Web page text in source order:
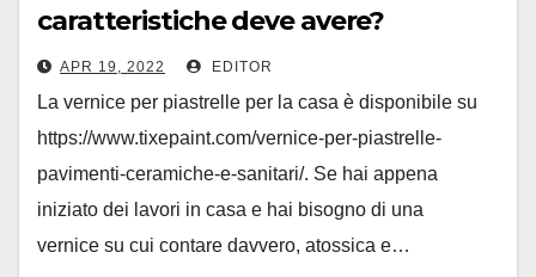
caratteristiche deve avere?
APR 19, 2022 EDITOR
La vernice per piastrelle per la casa è disponibile su
https://www.tixepaint.com/vernice-per-piastrelle-
pavimenti-ceramiche-e-sanitari/. Se hai appena
iniziato dei lavori in casa e hai bisogno di una
vernice su cui contare davvero, atossica e…